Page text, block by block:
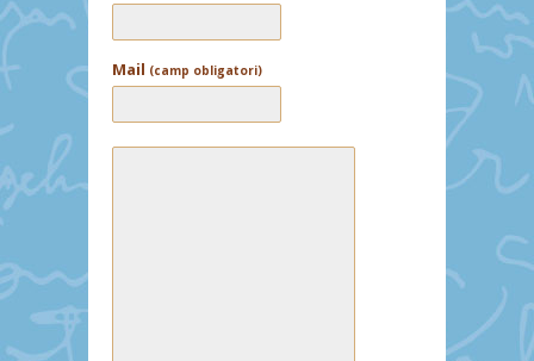
Mail (camp obligatori)